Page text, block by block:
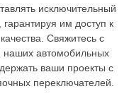
исключительный
им доступ к
Свяжитесь с
наших автомобильных
ваши проекты с
переключателей.